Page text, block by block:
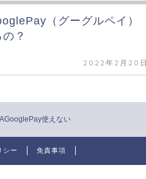
（グーグルペイ）
？
2022年2月20
使えない
シー 免責事項